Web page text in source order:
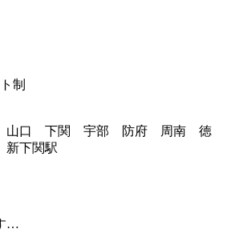
制
山口 下関 宇部 防府 周南 徳
下関駅
…